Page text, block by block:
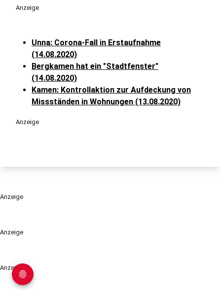
Anzeige
Anzeige
Anzeige
Unna: Corona-Fall in Erstaufnahme
(14.08.2020)
Bergkamen hat ein "Stadtfenster"
(14.08.2020)
Kamen: Kontrollaktion zur Aufdeckung von
Missständen in Wohnungen (13.08.2020)
Anzeige
Anzeige